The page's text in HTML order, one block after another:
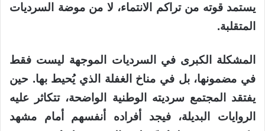
يستمد قوته من تراكم الانتماء، لا من موضة السرديات
المتقلبة.
المشكلة الكبرى في السرديات الموجهة ليست فقط
في مضمونها، بل في مناخ الغفلة الذي يُحيط بها. حين
يفتقد المجتمع سرديته الوطنية الواضحة، تتكاثر عليه
الروايات البديلة، فيجد أفراده أنفسهم أمام مشهد